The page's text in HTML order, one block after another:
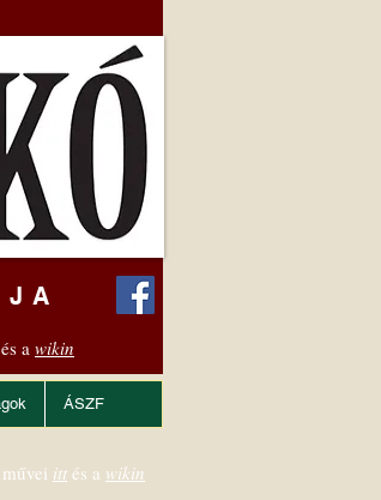
awikin
ÁSZF
itt és a wikin